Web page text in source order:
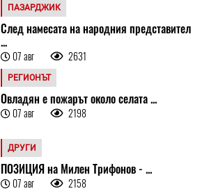
ПАЗАРДЖИК
След намесата на народния представител
...
07 авг 2631
РЕГИОНЪТ
Овладян е пожарът около селата ...
07 авг 2198
ДРУГИ
ПОЗИЦИЯ на Милен Трифонов - ...
07 авг 2158